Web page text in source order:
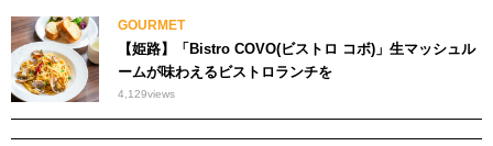
GOURMET
【姫路】「Bistro COVO(ビストロ コボ)」生マッシュル
ームが味わえるビストロランチを
4,129views